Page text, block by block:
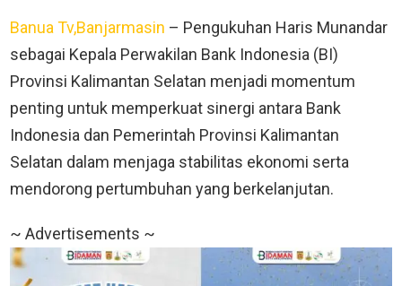
Banua Tv,Banjarmasin – Pengukuhan Haris Munandar
sebagai Kepala Perwakilan Bank Indonesia (BI)
Provinsi Kalimantan Selatan menjadi momentum
penting untuk memperkuat sinergi antara Bank
Indonesia dan Pemerintah Provinsi Kalimantan
Selatan dalam menjaga stabilitas ekonomi serta
mendorong pertumbuhan yang berkelanjutan.
~ Advertisements ~